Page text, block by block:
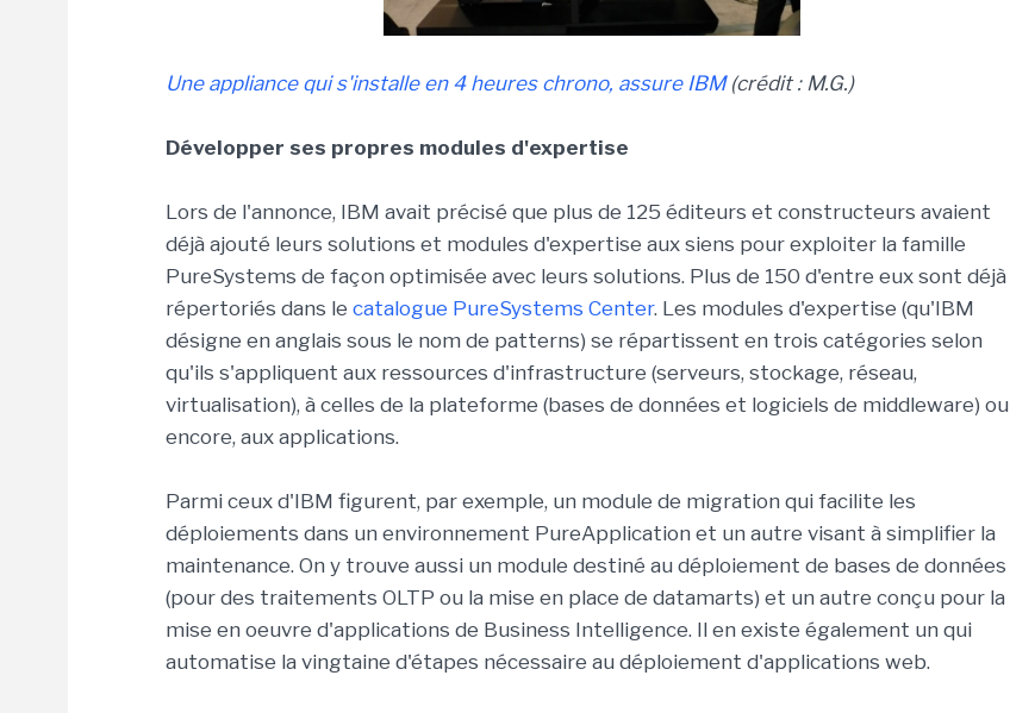
Une appliance qui s'installe en 4 heures chrono, assure IBM(crédit : M.G.)
Développer ses propres modules d'expertise
Lors de l'annonce, IBM avait précisé que plus de 125 éditeurs et constructeurs avaient
déjà ajouté leurs solutions et modules d'expertise aux siens pour exploiter la famille
PureSystems de façon optimisée avec leurs solutions. Plus de 150 d'entre eux sont déjà
répertoriés dans le catalogue PureSystems Center. Les modules d'expertise (qu'IBM
désigne en anglais sous le nom de patterns) se répartissent en trois catégories selon
qu'ils s'appliquent aux ressources d'infrastructure (serveurs, stockage, réseau,
virtualisation), à celles de la plateforme (bases de données et logiciels de middleware) ou
encore, aux applications.
Parmi ceux d'IBM figurent, par exemple, un module de migration qui facilite les
déploiements dans un environnement PureApplication et un autre visant à simplifier la
maintenance. On y trouve aussi un module destiné au déploiement de bases de données
(pour des traitements OLTP ou la mise en place de datamarts) et un autre conçu pour la
mise en oeuvre d'applications de Business Intelligence. Il en existe également un qui
automatise la vingtaine d'étapes nécessaire au déploiement d'applications web.